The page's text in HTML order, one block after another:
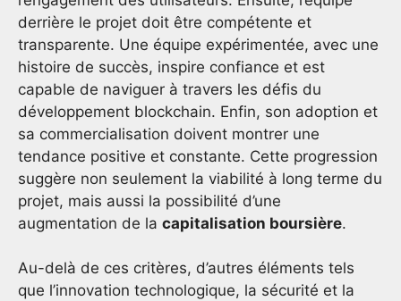
derrière le projet doit être compétente et
transparente. Une équipe expérimentée, avec une
histoire de succès, inspire confiance et est
capable de naviguer à travers les défis du
développement blockchain. Enfin, son adoption et
sa commercialisation doivent montrer une
tendance positive et constante. Cette progression
suggère non seulement la viabilité à long terme du
projet, mais aussi la possibilité d’une
augmentation de la capitalisation boursière.
Au-delà de ces critères, d’autres éléments tels
que l’innovation technologique, la sécurité et la